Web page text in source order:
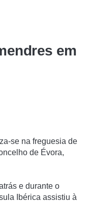
em
se na freguesia de
de Évora,
e durante o
Ibérica assistiu à